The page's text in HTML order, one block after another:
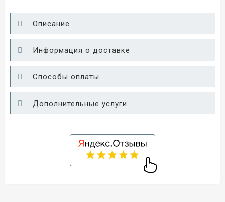
Описание
Информация о доставке
Способы оплаты
Дополнительные услуги